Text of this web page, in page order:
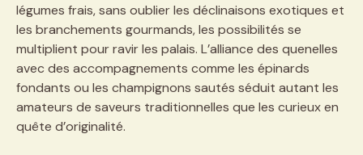
légumes frais, sans oublier les déclinaisons exotiques et
les branchements gourmands, les possibilités se
multiplient pour ravir les palais. L’alliance des quenelles
avec des accompagnements comme les épinards
fondants ou les champignons sautés séduit autant les
amateurs de saveurs traditionnelles que les curieux en
quête d’originalité.